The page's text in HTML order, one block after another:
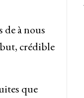
à nous
crédible
que